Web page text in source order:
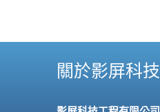
關於影屏科技